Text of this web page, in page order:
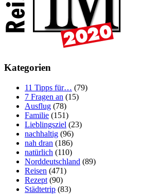
Kategorien
11 Tipps für… (79)
7 Fragen an (15)
Ausflug (78)
Familie (151)
Lieblingsziel (23)
nachhaltig (96)
nah dran (186)
natürlich (110)
Norddeutschland (89)
Reisen (471)
Rezept (90)
Städtetrip (83)